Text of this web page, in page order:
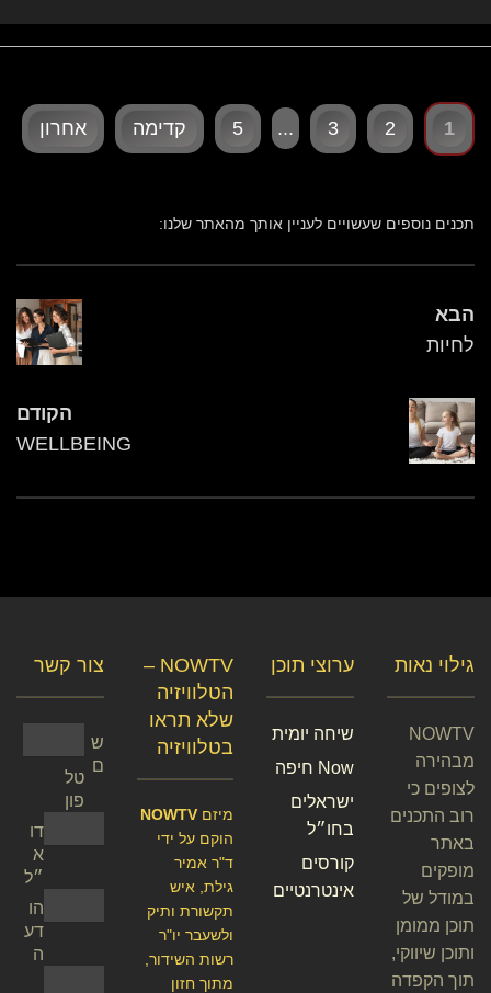
1
2
3
...
5 קדימה אחרון
תכנים נוספים שעשויים לעניין אותך מהאתר שלנו:
הבא
לחיות
הקודם
WELLBEING
צור קשר
ש
ם
טל
פון
דו
א
״ל
הו
דע
ה
NOWTV –
הטלוויזיה
שלא תראו
בטלוויזיה
מיזם NOWTV
הוקם על ידי
ד"ר אמיר
גילת, איש
תקשורת ותיק
ולשעבר יו"ר
רשות השידור,
מתוך חזון
ערוצי תוכן
שיחה יומית
Now חיפה
ישראלים
בחו״ל
קורסים
אינטרנטיים
גילוי נאות
NOWTV
מבהירה
לצופים כי
רוב התכנים
באתר
מופקים
במודל של
תוכן ממומן
ותוכן שיווקי,
תוך הקפדה